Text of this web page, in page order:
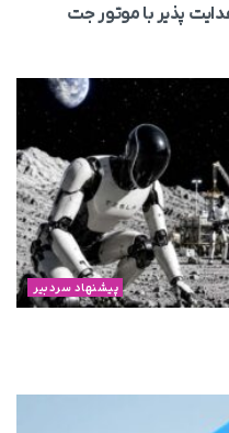
پیشنهاد سردبیر